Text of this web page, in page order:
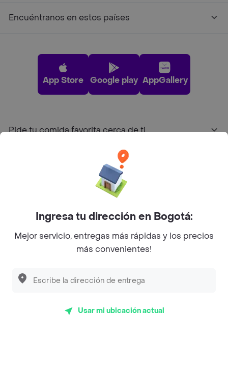
Encuéntranos en estos países
App Store Google play AppGallery
Pide tu comida favorita cerca de ti
Sobre Rappi
Facebook
Twitter
Instagram
©2026Rappi Inc. All rights reserved.
Ingresa tu dirección en Bogotá:
Mejor servicio, entregas más rápidas y los precios
más convenientes!
Usar mi ubicación actual